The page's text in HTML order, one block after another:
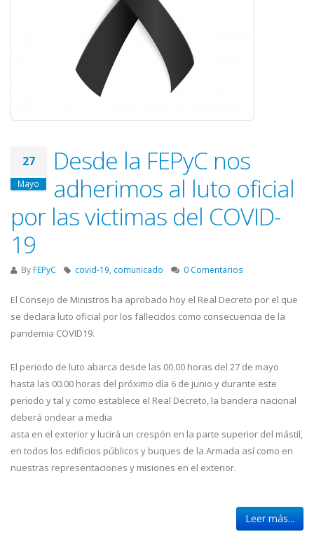
27
Mayo
Desde la FEPyC nos
adherimos al luto oficial
por las victimas del COVID-
19
By FEPyC covid-19, comunicado 0 Comentarios
El Consejo de Ministros ha aprobado hoy el Real Decreto por el que
se declara luto oficial por los fallecidos como consecuencia de la
pandemia COVID19.
El periodo de luto abarca desde las 00.00 horas del 27 de mayo
hasta las 00.00 horas del próximo día 6 de junio y durante este
periodo y tal y como establece el Real Decreto, la bandera nacional
deberá ondear a media
asta en el exterior y lucirá un crespón en la parte superior del mástil,
en todos los edificios públicos y buques de la Armada así como en
nuestras representaciones y misiones en el exterior.
Leer más...